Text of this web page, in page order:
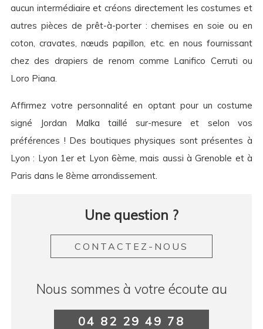
aucun intermédiaire et créons directement les costumes et
autres pièces de prêt-à-porter : chemises en soie ou en
coton, cravates, nœuds papillon, etc. en nous fournissant
chez des drapiers de renom comme Lanifico Cerruti ou
Loro Piana.
Affirmez votre personnalité en optant pour un costume
signé Jordan Malka taillé sur-mesure et selon vos
préférences ! Des boutiques physiques sont présentes à
Lyon : Lyon 1er et Lyon 6ème, mais aussi à Grenoble et à
Paris dans le 8ème arrondissement.
Une question ?
CONTACTEZ-NOUS
Nous sommes à votre écoute au
04 82 29 49 78